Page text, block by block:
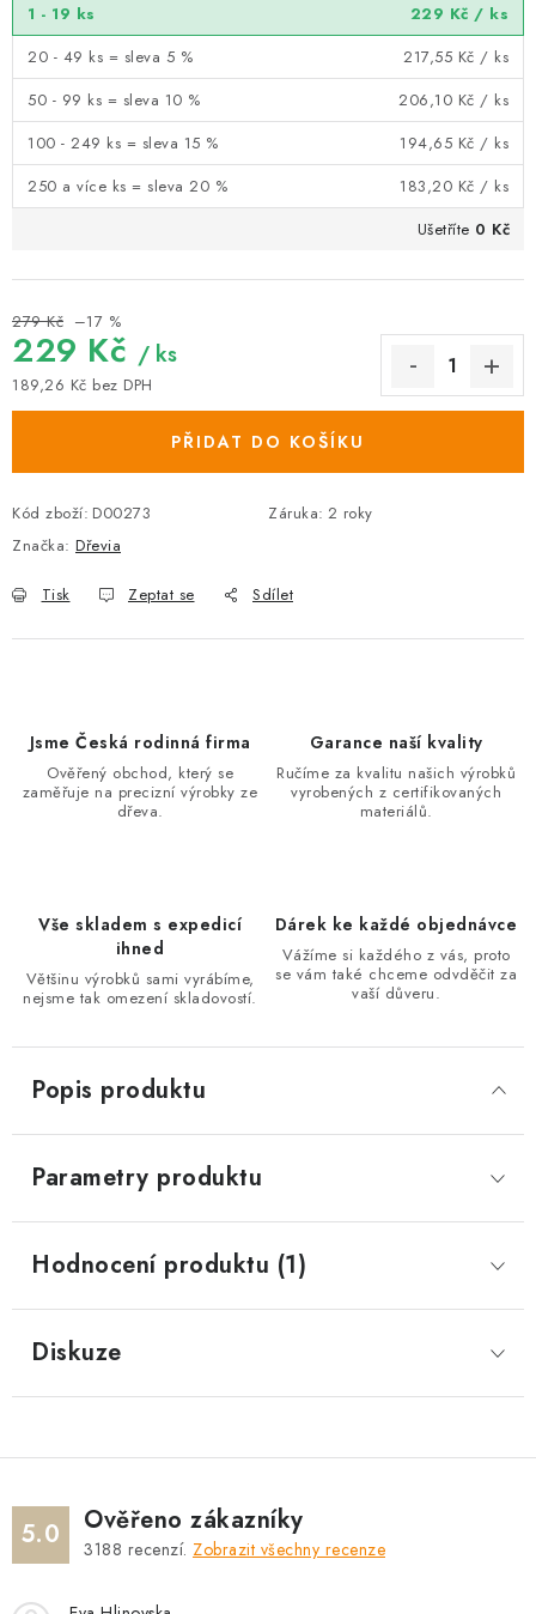
1 - 19 ks 229 Kč / ks
20 - 49 ks = sleva 5 %
217,55 Kč / ks
50 - 99 ks = sleva 10 %
206,10 Kč / ks
100 - 249 ks = sleva 15 %
194,65 Kč / ks
250 a více ks = sleva 20 %
183,20 Kč / ks
Ušetříte 0 Kč
279 Kč –17 %
229 Kč / ks
189,26 Kč bez DPH
Měrná cena:
PŘIDAT DO KOŠÍKU
Kód zboží: D00273 Záruka: 2 roky
Značka: Dřevia
Tisk Zeptat se Sdílet
Jsme Česká rodinná firma
Ověřený obchod, který se
zaměřuje na precizní výrobky ze
dřeva.
Garance naší kvality
Ručíme za kvalitu našich výrobků
vyrobených z certifikovaných
materiálů.
Vše skladem s expedicí
ihned
Většinu výrobků sami vyrábíme,
nejsme tak omezení skladovostí.
Dárek ke každé objednávce
Vážíme si každého z vás, proto
se vám také chceme odvděčit za
vaší důveru.
Popis produktu
Parametry produktu
Hodnocení produktu (1)
Diskuze
5.0 Ověřeno zákazníky
3188 recenzí. Zobrazit všechny recenze